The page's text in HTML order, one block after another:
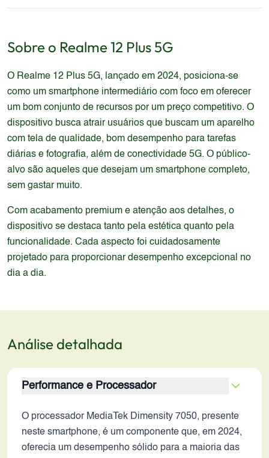
Sobre o Realme 12 Plus 5G
O Realme 12 Plus 5G, lançado em 2024, posiciona-se
como um smartphone intermediário com foco em oferecer
um bom conjunto de recursos por um preço competitivo. O
dispositivo busca atrair usuários que buscam um aparelho
com tela de qualidade, bom desempenho para tarefas
diárias e fotografia, além de conectividade 5G. O público-
alvo são aqueles que desejam um smartphone completo,
sem gastar muito.
Com acabamento premium e atenção aos detalhes, o
dispositivo se destaca tanto pela estética quanto pela
funcionalidade. Cada aspecto foi cuidadosamente
projetado para proporcionar desempenho excepcional no
dia a dia.
Análise detalhada
Performance e Processador
O processador MediaTek Dimensity 7050, presente
neste smartphone, é um componente que, em 2024,
oferecia um desempenho sólido para a maioria das